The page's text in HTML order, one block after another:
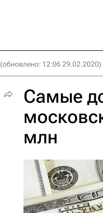
(обновлено: 12:06 29.02.2020)
Самые
млн